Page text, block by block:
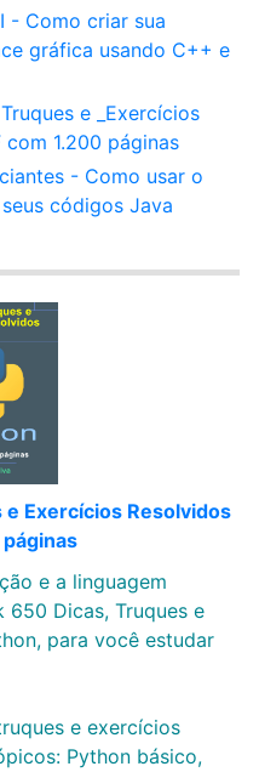
- Como criar sua
gráfica usando C++ e
e _Exercícios
com 1.200 páginas
- Como usar o
códigos Java
Exercícios Resolvidos
e a linguagem
650 Dicas, Truques e
para você estudar
e exercícios
Python básico,